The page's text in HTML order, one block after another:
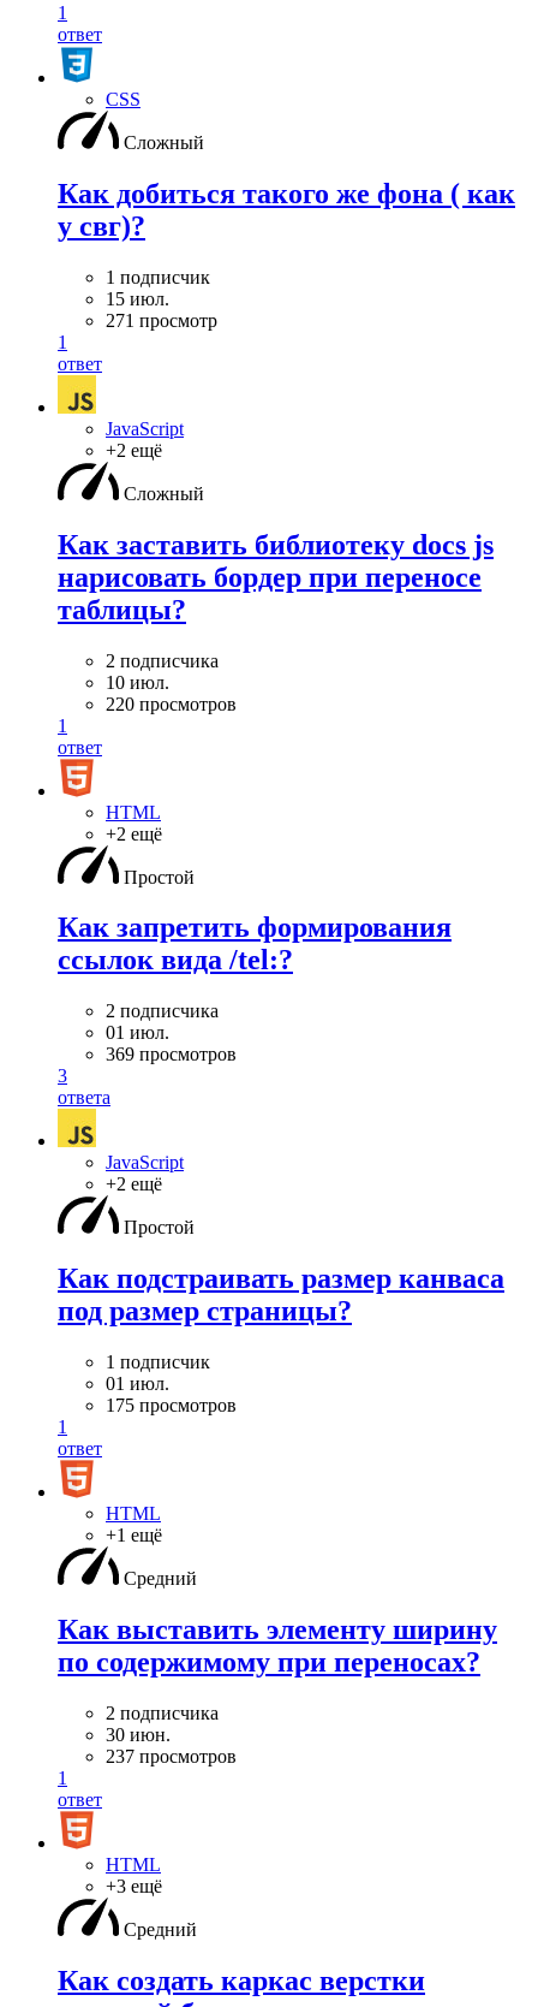
1
ответ
CSS
Сложный
Как добиться такого же фона ( как
у свг)?
1 подписчик
15 июл.
271 просмотр
1
ответ
JavaScript
+2 ещё
Сложный
Как заставить библиотеку docs js
нарисовать бордер при переносе
таблицы?
2 подписчика
10 июл.
220 просмотров
1
ответ
HTML
+2 ещё
Простой
Как запретить формирования
ссылок вида /tel:?
2 подписчика
01 июл.
369 просмотров
3
ответа
JavaScript
+2 ещё
Простой
Как подстраивать размер канваса
под размер страницы?
1 подписчик
01 июл.
175 просмотров
1
ответ
HTML
+1 ещё
Средний
Как выставить элементу ширину
по содержимому при переносах?
2 подписчика
30 июн.
237 просмотров
1
ответ
HTML
+3 ещё
Средний
Как создать каркас верстки